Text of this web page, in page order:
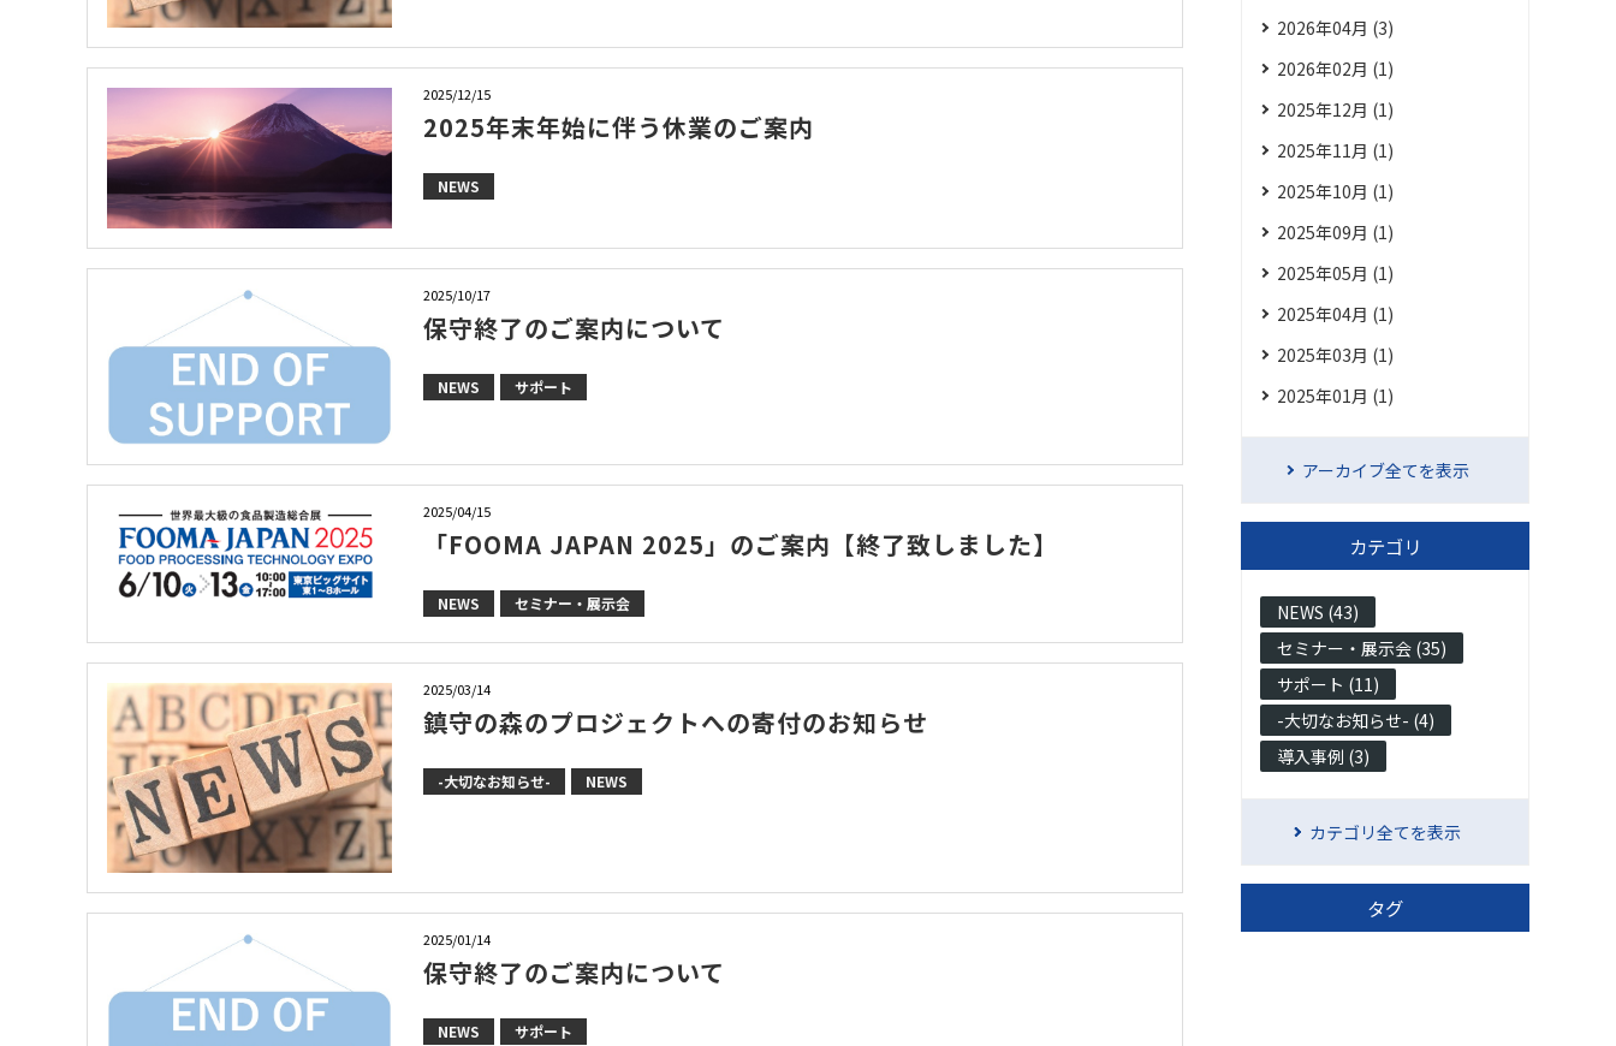
2025/12/15
2025年末年始に伴う休業のご案内
NEWS
2025/10/17
保守終了のご案内について
NEWS サポート
2025/04/15
「FOOMA JAPAN 2025」のご案内【終了致しました】
NEWS セミナー・展示会
2025/03/14
鎮守の森のプロジェクトへの寄付のお知らせ
-大切なお知らせ- NEWS
2025/01/14
保守終了のご案内について
NEWS サポート
2026年04月 (3)
2026年02月 (1)
2025年12月 (1)
2025年11月 (1)
2025年10月 (1)
2025年09月 (1)
2025年05月 (1)
2025年04月 (1)
2025年03月 (1)
2025年01月 (1)
アーカイブ全てを表示
カテゴリ
NEWS (43)
セミナー・展示会 (35)
サポート (11)
-大切なお知らせ- (4)
導入事例 (3)
カテゴリ全てを表示
タグ